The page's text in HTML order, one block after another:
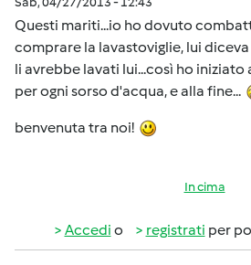
Questi mariti...io ho dovuto
comprare la lavastoviglie, lui
li avrebbe lavati lui...così ho
per ogni sorso d'acqua, e alla fine...
benvenuta tra noi!
In cima
Accedi o registrati per